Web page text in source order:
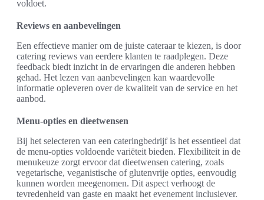
voldoet.
Reviews en aanbevelingen
Een effectieve manier om de juiste cateraar te kiezen, is door
catering reviews van eerdere klanten te raadplegen. Deze
feedback biedt inzicht in de ervaringen die anderen hebben
gehad. Het lezen van aanbevelingen kan waardevolle
informatie opleveren over de kwaliteit van de service en het
aanbod.
Menu-opties en dieetwensen
Bij het selecteren van een cateringbedrijf is het essentieel dat
de menu-opties voldoende variëteit bieden. Flexibiliteit in de
menukeuze zorgt ervoor dat dieetwensen catering, zoals
vegetarische, veganistische of glutenvrije opties, eenvoudig
kunnen worden meegenomen. Dit aspect verhoogt de
tevredenheid van gaste en maakt het evenement inclusiever.